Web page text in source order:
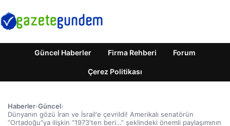
Güncel Haberler Firma Rehberi Forum
Çerez Politikası
Haberler›Güncel›
Dünyanın gözü İran ve İsrail'e çevrildi! Amerikalı senatörün
“Ortadoğu”ya ilişkin “1973'ten beri…” şeklindeki önemli paylaşımının